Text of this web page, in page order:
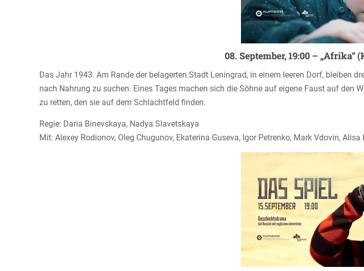
08. September, 19:00 – „Afrika“
Das Jahr 1943. Am Rande der belagerten Stadt Leningrad, in einem leeren Dorf, bleiben
nach Nahrung zu suchen. Eines Tages machen sich die Söhne auf eigene Faust auf den
zu retten, den sie auf dem Schlachtfeld finden.
Regie: Daria Binevskaya, Nadya Slavetskaya
Mit: Alexey Rodionov, Oleg Chugunov, Ekaterina Guseva, Igor Petrenko, Mark Vdovin, Alisa